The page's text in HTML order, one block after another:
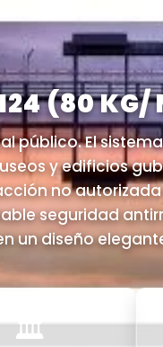
(80 KG/
público. El
y edificios
no
seguridad
un diseño
🏛️